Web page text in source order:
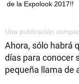
de la Expolook 2017!!
Ahora, sólo habrá
días para conocer
pequeña llama de